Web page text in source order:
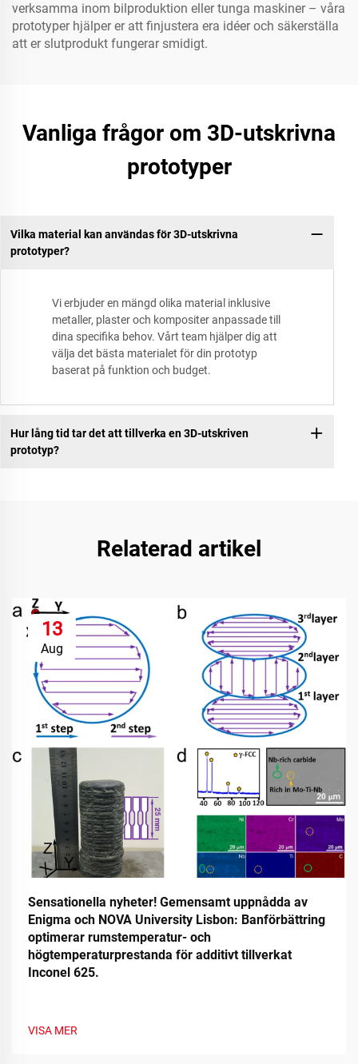
verksamma inom bilproduktion eller tunga maskiner – våra
prototyper hjälper er att finjustera era idéer och säkerställa
att er slutprodukt fungerar smidigt.
Vanliga frågor om 3D-utskrivna
prototyper
Vilka material kan användas för 3D-utskrivna
prototyper?
Vi erbjuder en mängd olika material inklusive
metaller, plaster och kompositer anpassade till
dina specifika behov. Vårt team hjälper dig att
välja det bästa materialet för din prototyp
baserat på funktion och budget.
Hur lång tid tar det att tillverka en 3D-utskriven
prototyp?
Relaterad artikel
13
Aug
Sensationella nyheter! Gemensamt uppnådda av
Enigma och NOVA University Lisbon: Banförbättring
optimerar rumstemperatur- och
högtemperaturprestanda för additivt tillverkat
Inconel 625.
VISA MER